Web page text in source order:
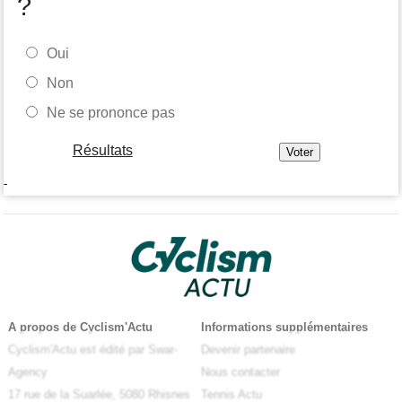
?
Oui
Non
Ne se prononce pas
Résultats
-
A propos de Cyclism'Actu
Cyclism'Actu est édité par Swar-
Agency
17 rue de la Suarlée, 5080 Rhisnes
Informations supplémentaires
Devenir partenaire
Nous contacter
Tennis Actu